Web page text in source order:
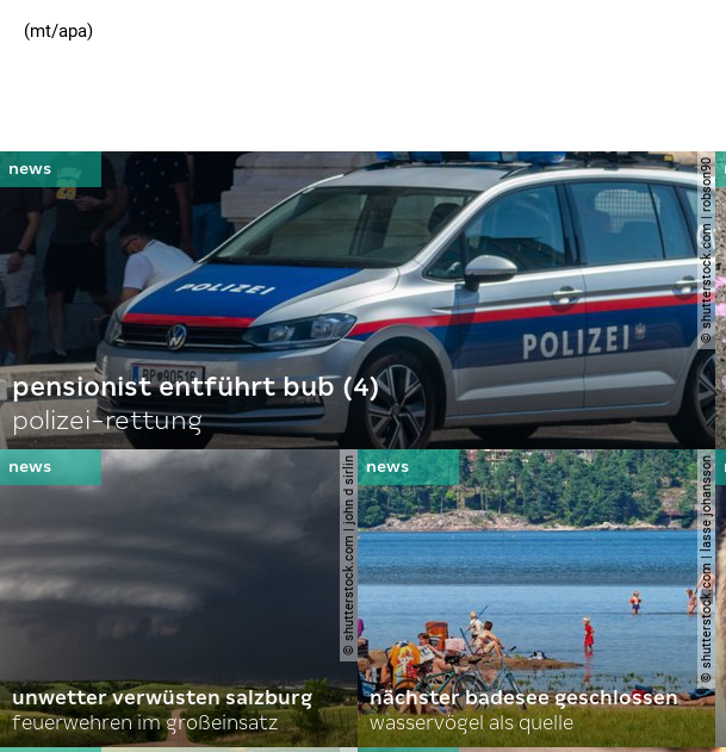
(mt/apa)
© shutterstock.com | robson90
pensionist entführt bub (4)
polizei-rettung
© shutterstock.com | john d sirlin
unwetter verwüsten salzburg
feuerwehren im großeinsatz
© shutterstock.com | lasse johansson
nächster badesee geschlossen
wasservögel als quelle